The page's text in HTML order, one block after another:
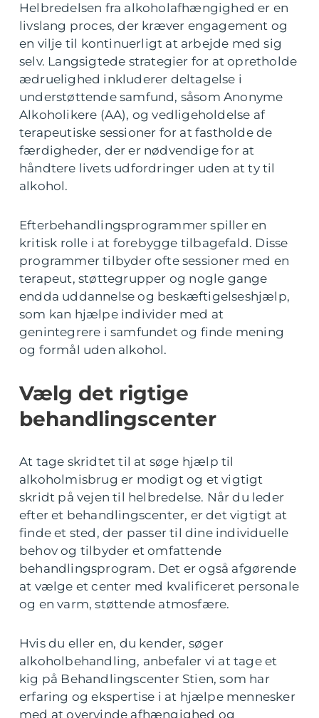
Helbredelsen fra alkoholafhængighed er en
livslang proces, der kræver engagement og
en vilje til kontinuerligt at arbejde med sig
selv. Langsigtede strategier for at opretholde
ædruelighed inkluderer deltagelse i
understøttende samfund, såsom Anonyme
Alkoholikere (AA), og vedligeholdelse af
terapeutiske sessioner for at fastholde de
færdigheder, der er nødvendige for at
håndtere livets udfordringer uden at ty til
alkohol.
Efterbehandlingsprogrammer spiller en
kritisk rolle i at forebygge tilbagefald. Disse
programmer tilbyder ofte sessioner med en
terapeut, støttegrupper og nogle gange
endda uddannelse og beskæftigelseshjælp,
som kan hjælpe individer med at
genintegrere i samfundet og finde mening
og formål uden alkohol.
Vælg det rigtige
behandlingscenter
At tage skridtet til at søge hjælp til
alkoholmisbrug er modigt og et vigtigt
skridt på vejen til helbredelse. Når du leder
efter et behandlingscenter, er det vigtigt at
finde et sted, der passer til dine individuelle
behov og tilbyder et omfattende
behandlingsprogram. Det er også afgørende
at vælge et center med kvalificeret personale
og en varm, støttende atmosfære.
Hvis du eller en, du kender, søger
alkoholbehandling, anbefaler vi at tage et
kig på Behandlingscenter Stien, som har
erfaring og ekspertise i at hjælpe mennesker
med at overvinde afhængighed og